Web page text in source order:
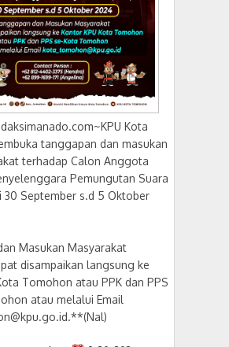
Kota
tanggapan dan masukan
terhadap Calon Anggota
Pemungutan Suara
30 September s.d 5 Oktober
Masukan Masyarakat
disampaikan langsung ke
Tomohon atau PPK dan PPS
atau melalui Email